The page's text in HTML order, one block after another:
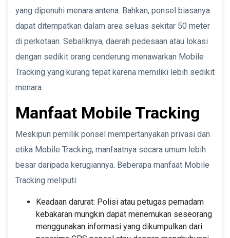
yang dipenuhi menara antena. Bahkan, ponsel biasanya
dapat ditempatkan dalam area seluas sekitar 50 meter
di perkotaan. Sebaliknya, daerah pedesaan atau lokasi
dengan sedikit orang cenderung menawarkan Mobile
Tracking yang kurang tepat karena memiliki lebih sedikit
menara.
Manfaat Mobile Tracking
Meskipun pemilik ponsel mempertanyakan privasi dan
etika Mobile Tracking, manfaatnya secara umum lebih
besar daripada kerugiannya. Beberapa manfaat Mobile
Tracking meliputi:
Keadaan darurat: Polisi atau petugas pemadam
kebakaran mungkin dapat menemukan seseorang
menggunakan informasi yang dikumpulkan dari